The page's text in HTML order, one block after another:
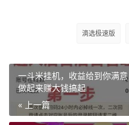
滴选极速版
一斗米挂机，收益给到你满
做起来赚大钱搞起
« 上一篇